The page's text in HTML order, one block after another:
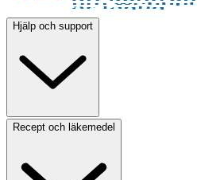
Hjälp och support
Recept och läkemedel